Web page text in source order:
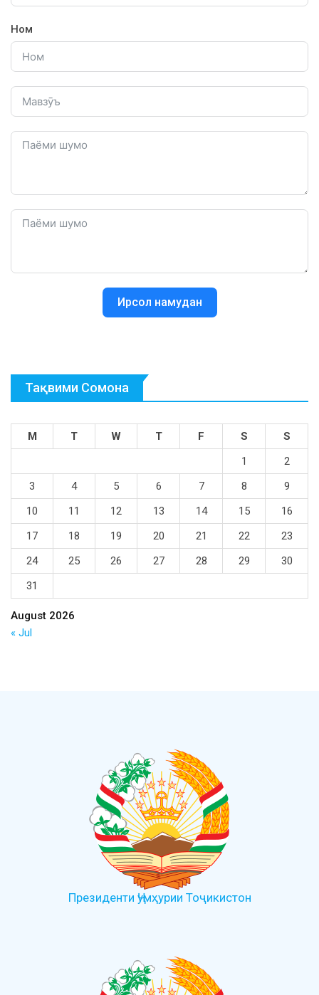
Ном
Ирсол намудан
Тақвими Сомона
August 2026
M T W T F S
S
1
2
3
4 5 6 7 8
9
10
11 12 13 14 15
16
17
18 19 20 21 22
23
24
25 26 27 28 29
30
31
« Jul
Президенти Ҷумҳурии Тоҷикистон